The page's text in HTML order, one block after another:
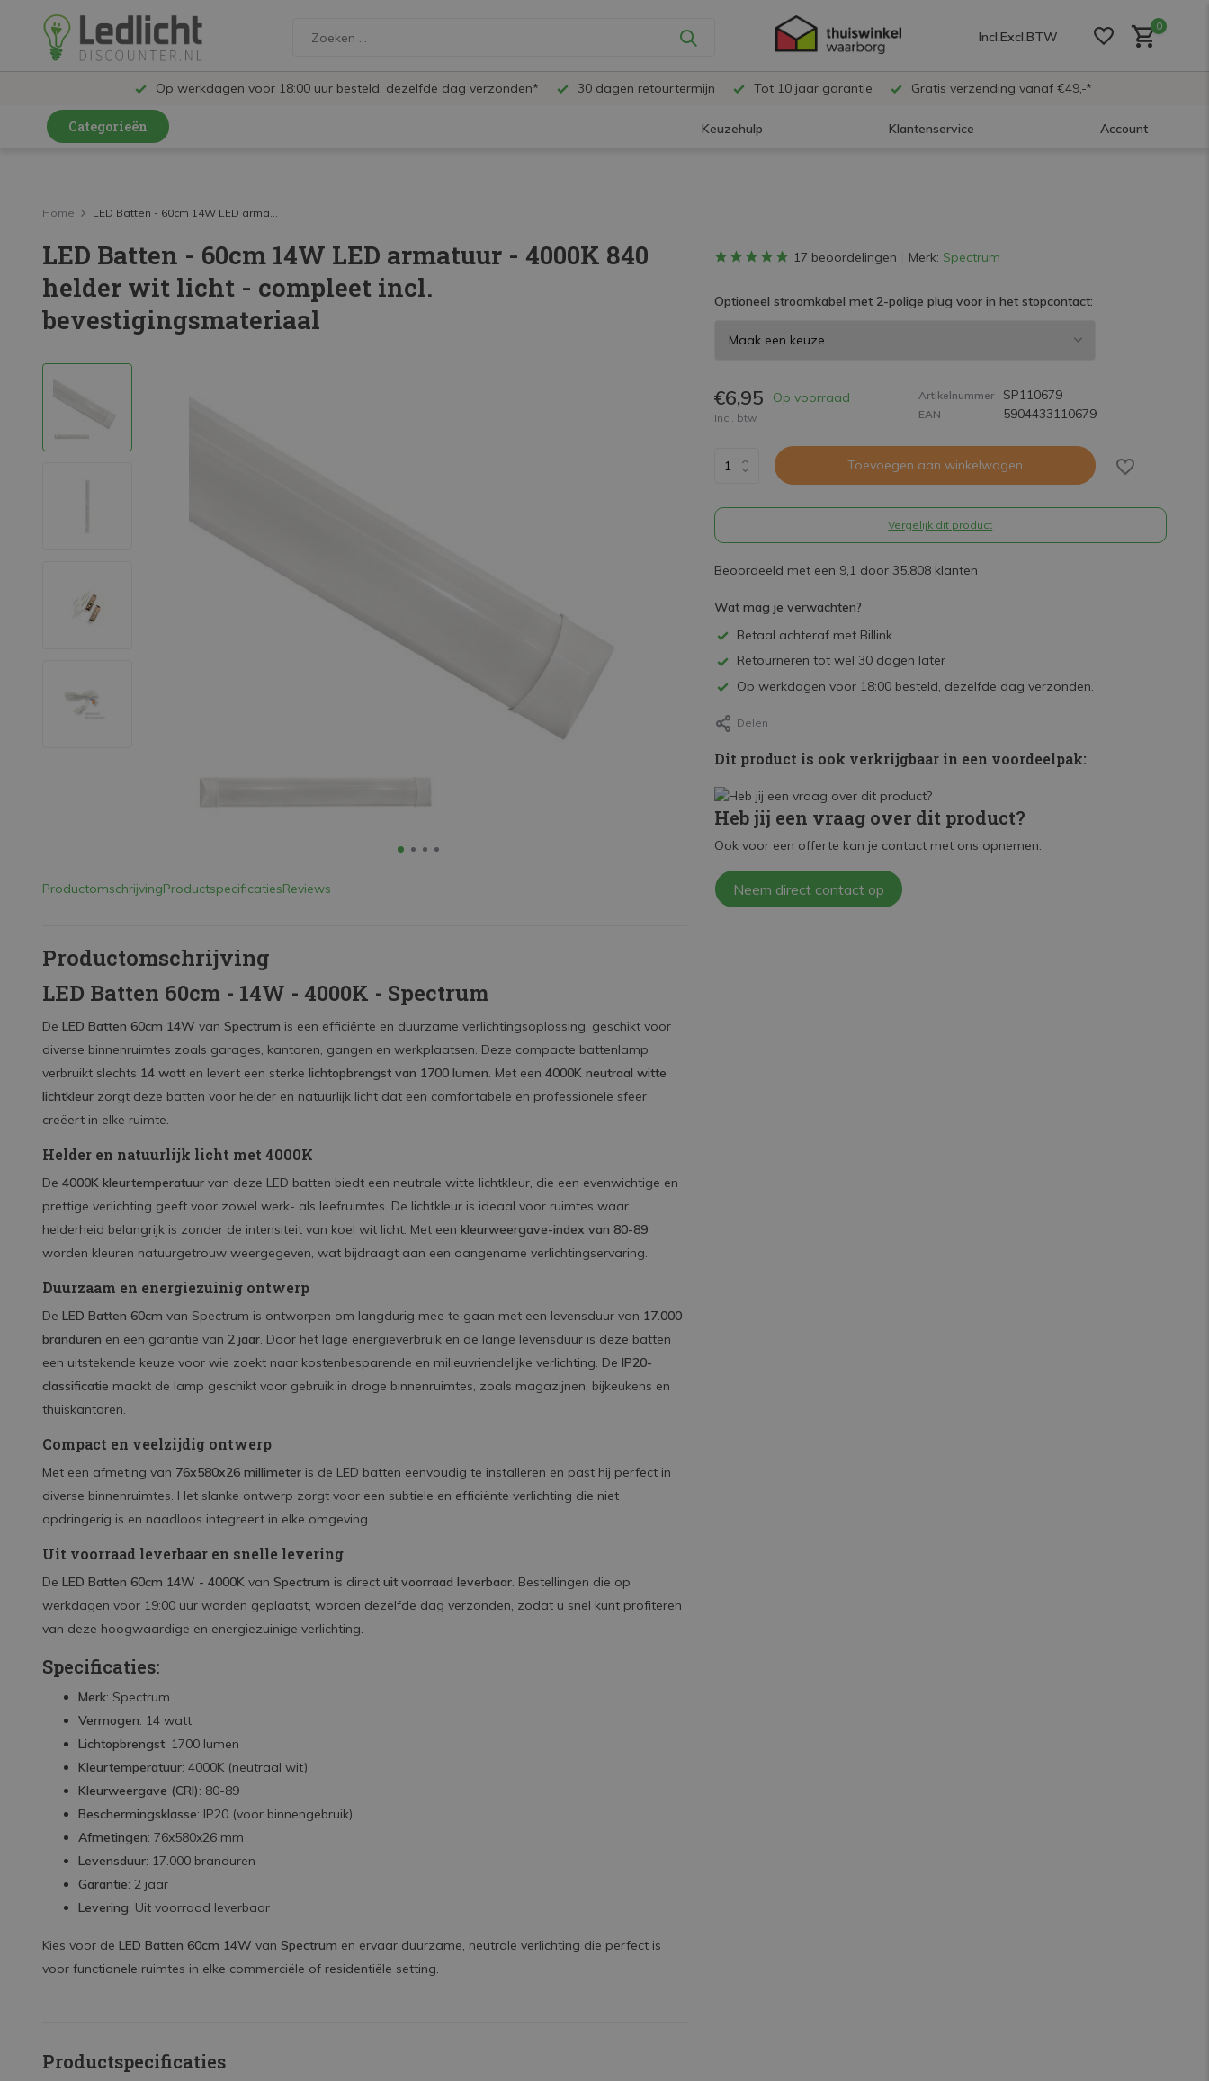
Incl.Excl.BTW
0
Op werkdagen voor 18:00 uur besteld, dezelfde dag verzonden* 30 dagen retourtermijn Tot 10 jaar garantie Gratis verzending vanaf €49,-*
Categorieën Keuzehulp Klantenservice Account
Account aanmaken
LED Railspots
LED Panelen
LED Plafondlampen en Wandlampen
Verduurzaming
Home LED Batten - 60cm 14W LED arma...
LED Batten - 60cm 14W LED armatuur - 4000K 840
helder wit licht - compleet incl.
bevestigingsmateriaal
ProductomschrijvingProductspecificatiesReviews
Productomschrijving
LED Batten 60cm - 14W - 4000K - Spectrum
De LED Batten 60cm 14W van Spectrum is een efficiënte en duurzame verlichtingsoplossing, geschikt voor
diverse binnenruimtes zoals garages, kantoren, gangen en werkplaatsen. Deze compacte battenlamp
verbruikt slechts 14 watt en levert een sterke lichtopbrengst van 1700 lumen. Met een 4000K neutraal witte
lichtkleur zorgt deze batten voor helder en natuurlijk licht dat een comfortabele en professionele sfeer
creëert in elke ruimte.
Helder en natuurlijk licht met 4000K
De 4000K kleurtemperatuur van deze LED batten biedt een neutrale witte lichtkleur, die een evenwichtige en
prettige verlichting geeft voor zowel werk- als leefruimtes. De lichtkleur is ideaal voor ruimtes waar
helderheid belangrijk is zonder de intensiteit van koel wit licht. Met een kleurweergave-index van 80-89
worden kleuren natuurgetrouw weergegeven, wat bijdraagt aan een aangename verlichtingservaring.
Duurzaam en energiezuinig ontwerp
De LED Batten 60cm van Spectrum is ontworpen om langdurig mee te gaan met een levensduur van 17.000
branduren en een garantie van 2 jaar. Door het lage energieverbruik en de lange levensduur is deze batten
een uitstekende keuze voor wie zoekt naar kostenbesparende en milieuvriendelijke verlichting. De IP20-
classificatie maakt de lamp geschikt voor gebruik in droge binnenruimtes, zoals magazijnen, bijkeukens en
thuiskantoren.
Compact en veelzijdig ontwerp
Met een afmeting van 76x580x26 millimeter is de LED batten eenvoudig te installeren en past hij perfect in
diverse binnenruimtes. Het slanke ontwerp zorgt voor een subtiele en efficiënte verlichting die niet
opdringerig is en naadloos integreert in elke omgeving.
Uit voorraad leverbaar en snelle levering
De LED Batten 60cm 14W - 4000K van Spectrum is direct uit voorraad leverbaar. Bestellingen die op
werkdagen voor 19:00 uur worden geplaatst, worden dezelfde dag verzonden, zodat u snel kunt profiteren
van deze hoogwaardige en energiezuinige verlichting.
Specificaties:
Merk: Spectrum
Vermogen: 14 watt
Lichtopbrengst: 1700 lumen
Kleurtemperatuur: 4000K (neutraal wit)
Kleurweergave (CRI): 80-89
Beschermingsklasse: IP20 (voor binnengebruik)
Afmetingen: 76x580x26 mm
Levensduur: 17.000 branduren
Garantie: 2 jaar
Levering: Uit voorraad leverbaar
Kies voor de LED Batten 60cm 14W van Spectrum en ervaar duurzame, neutrale verlichting die perfect is
voor functionele ruimtes in elke commerciële of residentiële setting.
Productspecificaties
17 beoordelingen Merk: Spectrum
Optioneel stroomkabel met 2-polige plug voor in het stopcontact:
€6,95 Op voorraad
Incl. btw
Artikelnummer SP110679
EAN 5904433110679
Toevoegen aan winkelwagen
Vergelijk dit product
Beoordeeld met een 9,1 door 35.808 klanten
Wat mag je verwachten?
Betaal achteraf met Billink
Retourneren tot wel 30 dagen later
Op werkdagen voor 18:00 besteld, dezelfde dag verzonden.
Delen
Dit product is ook verkrijgbaar in een voordeelpak:
Heb jij een vraag over dit product?
Ook voor een offerte kan je contact met ons opnemen.
Neem direct contact op